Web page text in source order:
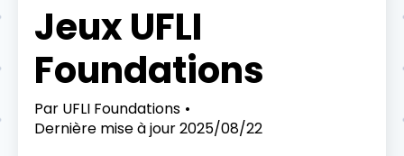
Jeux UFLI
Foundations
Par UFLI Foundations
Dernière mise à jour2025/08/22